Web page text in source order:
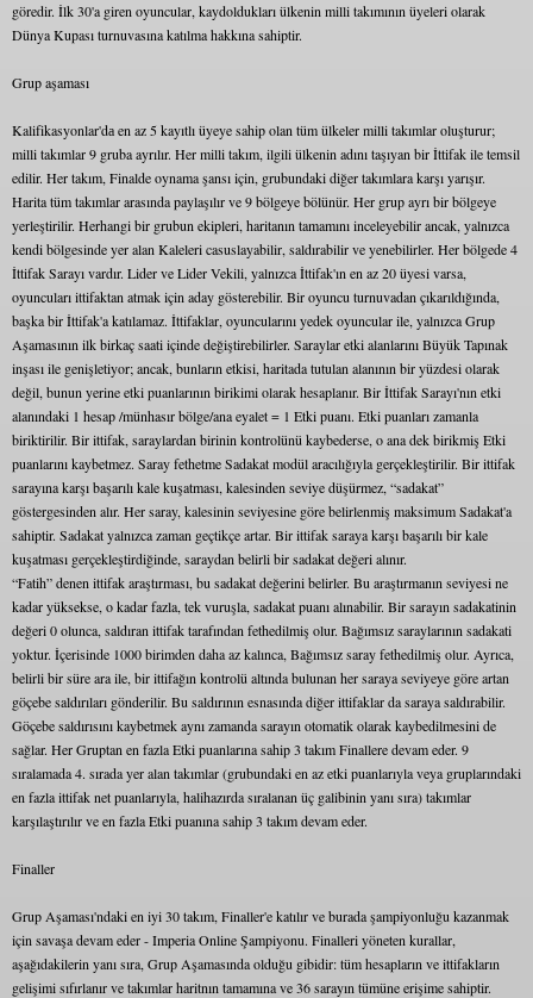
göredir. İlk 30'a giren oyuncular, kaydoldukları ülkenin milli takımının üyeleri olarak
Dünya Kupası turnuvasına katılma hakkına sahiptir.
Grup aşaması
Kalifikasyonlar'dа en az 5 kayıtlı üyeye sahip olan tüm ülkeler milli takımlar oluşturur;
milli takımlar 9 gruba ayrılır. Her milli takım, ilgili ülkenin adını taşıyan bir İttifak ile temsil
edilir. Her takım, Finalde oynama şansı için, grubundaki diğer takımlara karşı yarışır.
Harita tüm takımlar arasında paylaşılır ve 9 bölgeye bölünür. Her grup ayrı bir bölgeye
yerleştirilir. Herhangi bir grubun ekipleri, haritanın tamamını inceleyebilir ancak, yalnızca
kendi bölgesinde yer alan Kaleleri casuslayabilir, saldırabilir ve yenebilirler. Her bölgede 4
İttifak Sarayı vardır. Lider ve Lider Vekili, yalnızca İttifak'ın en az 20 üyesi varsa,
oyuncuları ittifaktan atmak için aday gösterebilir. Bir oyuncu turnuvadan çıkarıldığında,
başka bir İttifak'a katılamaz. İttifaklar, oyuncularını yedek oyuncular ile, yalnızca Grup
Aşamasının ilk birkaç saati içinde değiştirebilirler. Saraylar etki alanlarını Büyük Tapınak
inşası ile genişletiyor; ancak, bunların etkisi, haritada tutulan alanının bir yüzdesi olarak
değil, bunun yerine etki puanlarının birikimi olarak hesaplanır. Bir İttifak Sarayı'nın etki
alanındaki 1 hesap /münhasır bölge/ana eyalet = 1 Etki puanı. Etki puanları zamanla
biriktirilir. Bir ittifak, saraylardan birinin kontrolünü kaybederse, o ana dek birikmiş Etki
puanlarını kaybetmez. Saray fethetme Sadakat modül aracılığıyla gerçekleştirilir. Bir ittifak
sarayına karşı başarılı kale kuşatması, kalesinden seviye düşürmez, “sadakat”
göstergesinden alır. Her saray, kalesinin seviyesine göre belirlenmiş maksimum Sadakat'a
sahiptir. Sadakat yalnızca zaman geçtikçe artar. Bir ittifak saraya karşı başarılı bir kale
kuşatması gerçekleştirdiğinde, saraydan belirli bir sadakat değeri alınır.
“Fatih” denen ittifak araştırması, bu sadakat değerini belirler. Bu araştırmanın seviyesi ne
kadar yüksekse, o kadar fazla, tek vuruşla, sadakat puanı alınabilir. Bir sarayın sadakatinin
değeri 0 olunca, saldıran ittifak tarafından fethedilmiş olur. Bağımsız saraylarının sadakati
yoktur. İçerisinde 1000 birimden daha az kalınca, Bağımsız saray fethedilmiş olur. Ayrıca,
belirli bir süre ara ile, bir ittifağın kontrolü altında bulunan her saraya seviyeye göre artan
göçebe saldırıları gönderilir. Bu saldırının esnasında diğer ittifaklar da saraya saldırabilir.
Göçebe saldırısını kaybetmek aynı zamanda sarayın otomatik olarak kaybedilmesini de
sağlar. Her Gruptan en fazla Etki puanlarına sahip 3 takım Finallere devam eder. 9
sıralamada 4. sırada yer alan takımlar (grubundaki en az etki puanlarıyla veya gruplarındaki
en fazla ittifak net puanlarıyla, halihazırda sıralanan üç galibinin yanı sıra) takımlar
karşılaştırılır ve en fazla Etki puanına sahip 3 takım devam eder.
Finaller
Grup Aşaması'ndaki en iyi 30 takım, Finaller'e katılır ve burada şampiyonluğu kazanmak
için savaşa devam eder - Imperia Online Şampiyonu. Finalleri yöneten kurallar,
aşağıdakilerin yanı sıra, Grup Aşamasında olduğu gibidir: tüm hesapların ve ittifakların
gelişimi sıfırlanır ve takımlar haritnın tamamına ve 36 sarayın tümüne erişime sahiptir.